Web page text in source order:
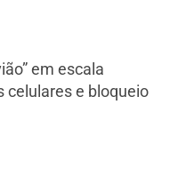
em escala
celulares e bloqueio